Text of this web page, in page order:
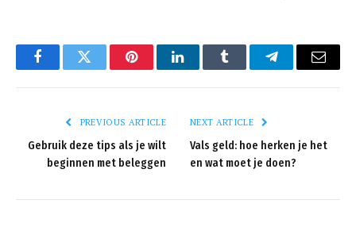
FacebookTwitter PinterestLinkedInTumblr TelegramEmail
PREVIOUS ARTICLE
Gebruik deze tips als je wilt
beginnen met beleggen
NEXT ARTICLE
Vals geld: hoe herken je het
en wat moet je doen?